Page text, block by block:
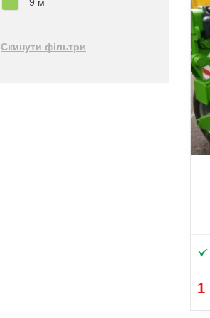
Скинути фільтри
1